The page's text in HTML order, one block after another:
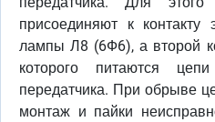
присоединяют к контакту
лампы Л8 (6Ф6), а второй
которого питаются
передатчика. При обрыве
монтаж и пайки